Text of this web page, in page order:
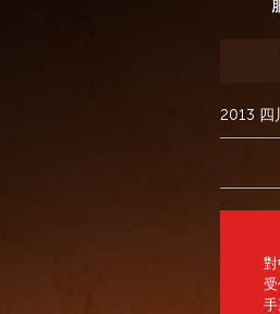
2013 四
手